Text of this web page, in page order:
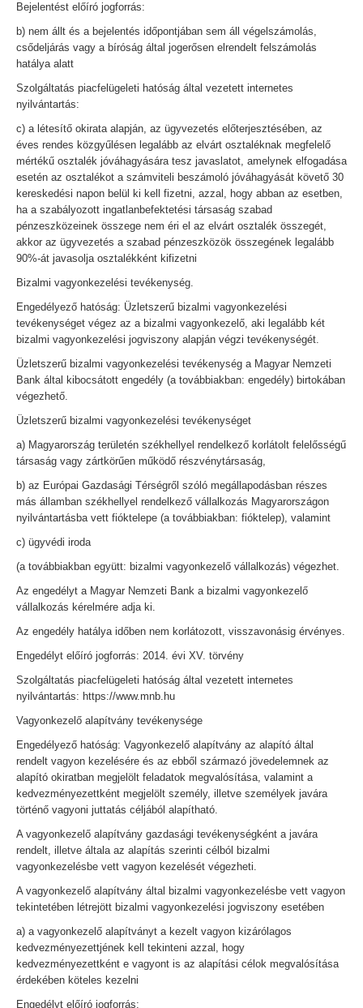
Bejelentést előíró jogforrás:
b) nem állt és a bejelentés időpontjában sem áll végelszámolás,
csődeljárás vagy a bíróság által jogerősen elrendelt felszámolás
hatálya alatt
Szolgáltatás piacfelügeleti hatóság által vezetett internetes
nyilvántartás:
c) a létesítő okirata alapján, az ügyvezetés előterjesztésében, az
éves rendes közgyűlésen legalább az elvárt osztaléknak megfelelő
mértékű osztalék jóváhagyására tesz javaslatot, amelynek elfogadása
esetén az osztalékot a számviteli beszámoló jóváhagyását követő 30
kereskedési napon belül ki kell fizetni, azzal, hogy abban az esetben,
ha a szabályozott ingatlanbefektetési társaság szabad
pénzeszközeinek összege nem éri el az elvárt osztalék összegét,
akkor az ügyvezetés a szabad pénzeszközök összegének legalább
90%-át javasolja osztalékként kifizetni
Bizalmi vagyonkezelési tevékenység.
Engedélyező hatóság: Üzletszerű bizalmi vagyonkezelési
tevékenységet végez az a bizalmi vagyonkezelő, aki legalább két
bizalmi vagyonkezelési jogviszony alapján végzi tevékenységét.
Üzletszerű bizalmi vagyonkezelési tevékenység a Magyar Nemzeti
Bank által kibocsátott engedély (a továbbiakban: engedély) birtokában
végezhető.
Üzletszerű bizalmi vagyonkezelési tevékenységet
a) Magyarország területén székhellyel rendelkező korlátolt felelősségű
társaság vagy zártkörűen működő részvénytársaság,
b) az Európai Gazdasági Térségről szóló megállapodásban részes
más államban székhellyel rendelkező vállalkozás Magyarországon
nyilvántartásba vett fióktelepe (a továbbiakban: fióktelep), valamint
c) ügyvédi iroda
(a továbbiakban együtt: bizalmi vagyonkezelő vállalkozás) végezhet.
Az engedélyt a Magyar Nemzeti Bank a bizalmi vagyonkezelő
vállalkozás kérelmére adja ki.
Az engedély hatálya időben nem korlátozott, visszavonásig érvényes.
Engedélyt előíró jogforrás: 2014. évi XV. törvény
Szolgáltatás piacfelügeleti hatóság által vezetett internetes
nyilvántartás: https://www.mnb.hu
Vagyonkezelő alapítvány tevékenysége
Engedélyező hatóság: Vagyonkezelő alapítvány az alapító által
rendelt vagyon kezelésére és az ebből származó jövedelemnek az
alapító okiratban megjelölt feladatok megvalósítása, valamint a
kedvezményezettként megjelölt személy, illetve személyek javára
történő vagyoni juttatás céljából alapítható.
A vagyonkezelő alapítvány gazdasági tevékenységként a javára
rendelt, illetve általa az alapítás szerinti célból bizalmi
vagyonkezelésbe vett vagyon kezelését végezheti.
A vagyonkezelő alapítvány által bizalmi vagyonkezelésbe vett vagyon
tekintetében létrejött bizalmi vagyonkezelési jogviszony esetében
a) a vagyonkezelő alapítványt a kezelt vagyon kizárólagos
kedvezményezettjének kell tekinteni azzal, hogy
kedvezményezettként e vagyont is az alapítási célok megvalósítása
érdekében köteles kezelni
Engedélyt előíró jogforrás: